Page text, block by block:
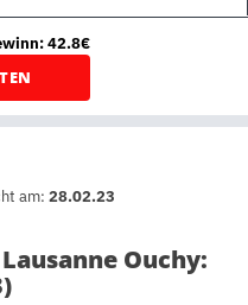
42.8€
am: 28.02.23
Ouchy: